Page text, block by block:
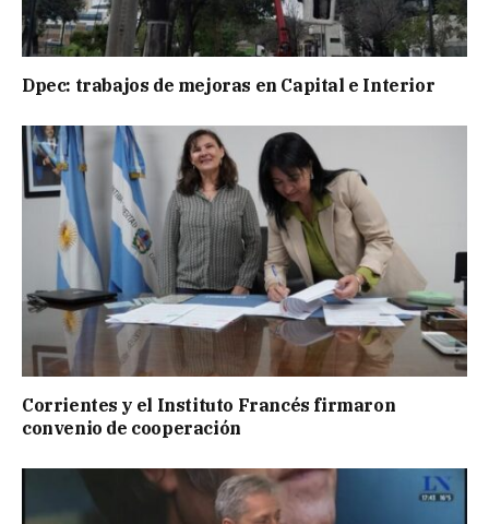
Dpec: trabajos de mejoras en Capital e Interior
Corrientes y el Instituto Francés firmaron
convenio de cooperación